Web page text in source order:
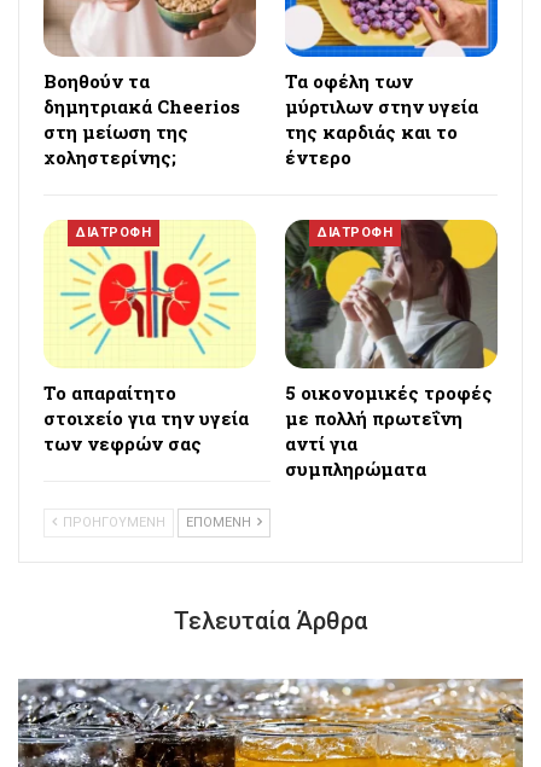
Βοηθούν τα
δημητριακά Cheerios
στη μείωση της
χοληστερίνης;
Τα οφέλη των
μύρτιλων στην υγεία
της καρδιάς και το
έντερο
ΔΙΑΤΡΟΦΗ
Το απαραίτητο
στοιχείο για την υγεία
των νεφρών σας
ΔΙΑΤΡΟΦΗ
5 οικονομικές τροφές
με πολλή πρωτεΐνη
αντί για
συμπληρώματα
ΠΡΟΗΓΟΥΜΕΝΗ ΕΠΟΜΕΝΗ
Τελευταία Άρθρα